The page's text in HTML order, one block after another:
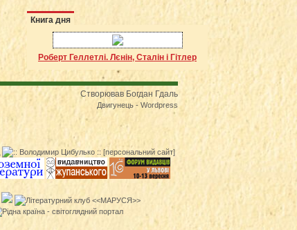
Книга дня
Роберт Геллетлі. Лєнін, Сталін і Гітлер
Створював Богдан Гдаль
Двигунець - Wordpress